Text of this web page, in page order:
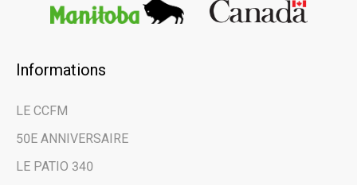
Informations
LE CCFM
50E ANNIVERSAIRE
LE PATIO 340